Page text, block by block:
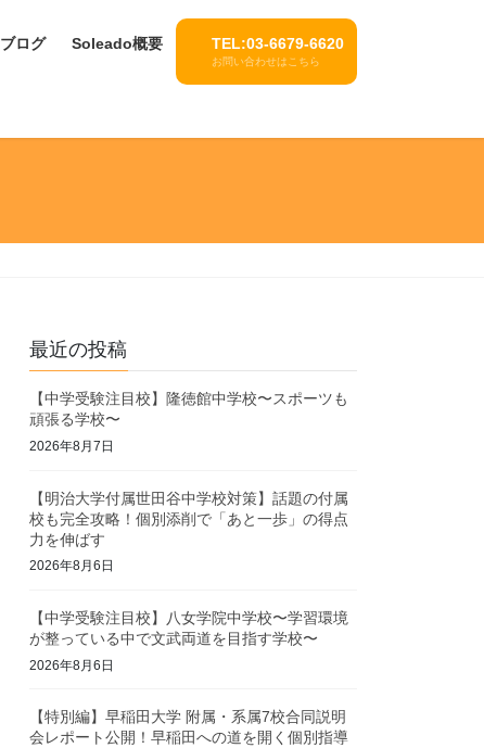
ブログ Soleado概要 TEL:03-6679-6620
お問い合わせはこちら
最近の投稿
【中学受験注目校】隆徳館中学校〜スポーツも
頑張る学校〜
2026年8月7日
【明治大学付属世田谷中学校対策】話題の付属
校も完全攻略！個別添削で「あと一歩」の得点
力を伸ばす
2026年8月6日
【中学受験注目校】八女学院中学校〜学習環境
が整っている中で文武両道を目指す学校〜
2026年8月6日
【特別編】早稲田大学 附属・系属7校合同説明
会レポート公開！早稲田への道を開く個別指導